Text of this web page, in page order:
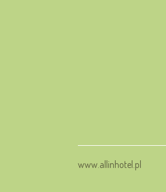
www.allinhotel.pl